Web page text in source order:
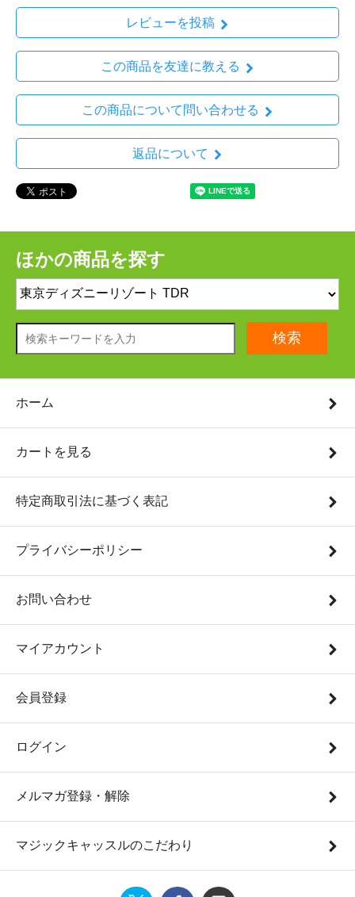
レビューを投稿
この商品を友達に教える
この商品について問い合わせる
返品について
ほかの商品を探す
検索
ホーム
カートを見る
特定商取引法に基づく表記
プライバシーポリシー
お問い合わせ
マイアカウント
会員登録
ログイン
メルマガ登録・解除
マジックキャッスルのこだわり